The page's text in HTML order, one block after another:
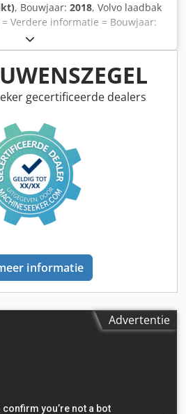
, Bouwjaar: 2018, Volvo laadbak
Verdere informatie = Bouwjaar:
Snelwisselsysteem:
Technische staat: goed Optische
op met Gerrit Haverhoek voor
gecertificeerde dealers
informatie
Advertentie